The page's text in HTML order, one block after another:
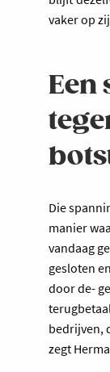
vaker op
Een
Die
manier
vandaag
gesloten
door de-
bedrijven,
zegt